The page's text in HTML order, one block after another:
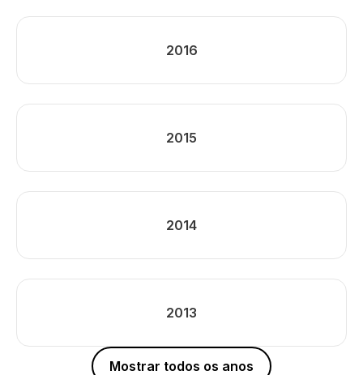
2016
2015
2014
2013
Mostrar todos os anos